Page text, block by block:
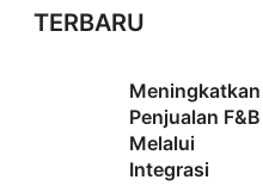
TERBARU
Meningkatkan
Penjualan F&B
Melalui
Integrasi